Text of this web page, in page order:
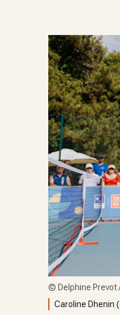
© Delphine Prevot
Caroline Dhenin